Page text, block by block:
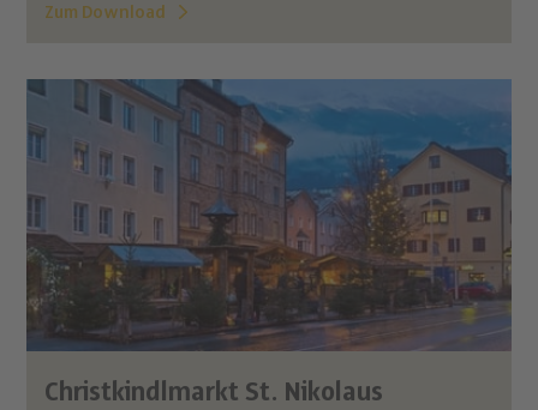
Zum Download
Christkindlmarkt St. Nikolaus